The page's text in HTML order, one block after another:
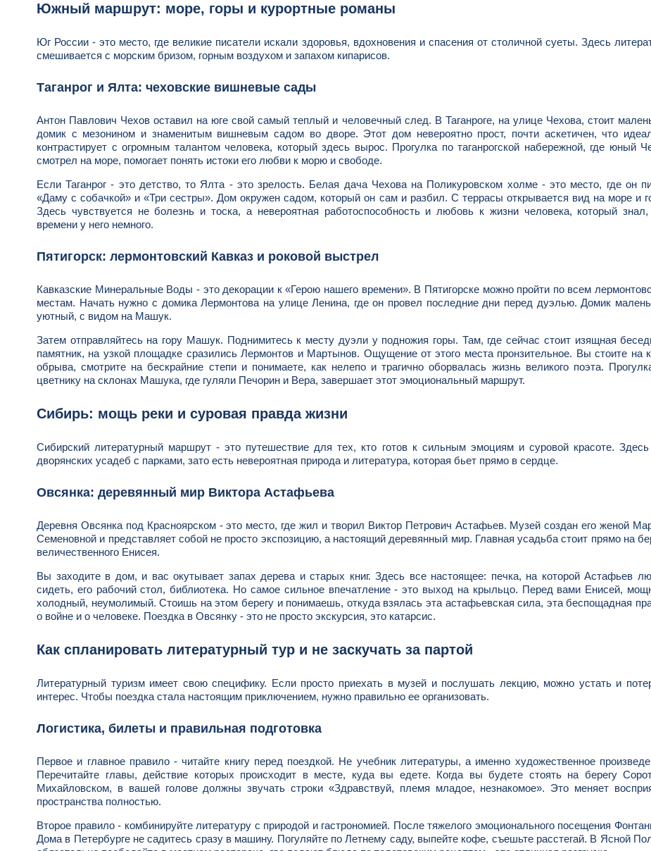
Южный маршрут: море, горы и курортные романы
Юг России - это место, где великие писатели искали здоровья, вдохновения и спасения от столичной суеты. Здесь
смешивается с морским бризом, горным воздухом и запахом кипарисов.
Таганрог и Ялта: чеховские вишневые сады
Антон Павлович Чехов оставил на юге свой самый теплый и человечный след. В Таганроге, на улице Чехова, стоит
домик с мезонином и знаменитым вишневым садом во дворе. Этот дом невероятно прост, почти аскетичен, что
контрастирует с огромным талантом человека, который здесь вырос. Прогулка по таганрогской набережной, где юный
смотрел на море, помогает понять истоки его любви к морю и свободе.
Если Таганрог - это детство, то Ялта - это зрелость. Белая дача Чехова на Поликуровском холме - это место, где он
«Даму с собачкой» и «Три сестры». Дом окружен садом, который он сам и разбил. С террасы открывается вид на море и
Здесь чувствуется не болезнь и тоска, а невероятная работоспособность и любовь к жизни человека, который
времени у него немного.
Пятигорск: лермонтовский Кавказ и роковой выстрел
Кавказские Минеральные Воды - это декорации к «Герою нашего времени». В Пятигорске можно пройти по всем
местам. Начать нужно с домика Лермонтова на улице Ленина, где он провел последние дни перед дуэлью. Домик
уютный, с видом на Машук.
Затем отправляйтесь на гору Машук. Поднимитесь к месту дуэли у подножия горы. Там, где сейчас стоит изящная
памятник, на узкой площадке сразились Лермонтов и Мартынов. Ощущение от этого места пронзительное. Вы стоите на
обрыва, смотрите на бескрайние степи и понимаете, как нелепо и трагично оборвалась жизнь великого поэта.
цветнику на склонах Машука, где гуляли Печорин и Вера, завершает этот эмоциональный маршрут.
Сибирь: мощь реки и суровая правда жизни
Сибирский литературный маршрут - это путешествие для тех, кто готов к сильным эмоциям и суровой красоте. Здесь
дворянских усадеб с парками, зато есть невероятная природа и литература, которая бьет прямо в сердце.
Овсянка: деревянный мир Виктора Астафьева
Деревня Овсянка под Красноярском - это место, где жил и творил Виктор Петрович Астафьев. Музей создан его женой
Семеновной и представляет собой не просто экспозицию, а настоящий деревянный мир. Главная усадьба стоит прямо на
величественного Енисея.
Вы заходите в дом, и вас окутывает запах дерева и старых книг. Здесь все настоящее: печка, на которой Астафьев
сидеть, его рабочий стол, библиотека. Но самое сильное впечатление - это выход на крыльцо. Перед вами Енисей,
холодный, неумолимый. Стоишь на этом берегу и понимаешь, откуда взялась эта астафьевская сила, эта беспощадная
о войне и о человеке. Поездка в Овсянку - это не просто экскурсия, это катарсис.
Как спланировать литературный тур и не заскучать за партой
Литературный туризм имеет свою специфику. Если просто приехать в музей и послушать лекцию, можно устать и
интерес. Чтобы поездка стала настоящим приключением, нужно правильно ее организовать.
Логистика, билеты и правильная подготовка
Первое и главное правило - читайте книгу перед поездкой. Не учебник литературы, а именно художественное
Перечитайте главы, действие которых происходит в месте, куда вы едете. Когда вы будете стоять на берегу
Михайловском, в вашей голове должны звучать строки «Здравствуй, племя младое, незнакомое». Это меняет
пространства полностью.
Второе правило - комбинируйте литературу с природой и гастрономией. После тяжелого эмоционального посещения
Дома в Петербурге не садитесь сразу в машину. Погуляйте по Летнему саду, выпейте кофе, съешьте расстегай. В Ясной